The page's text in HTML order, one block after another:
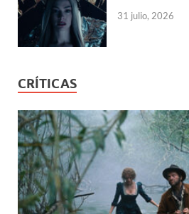
31 julio, 2026
CRÍTICAS